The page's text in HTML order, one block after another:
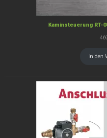
Kaminsteuerung RT-
In den